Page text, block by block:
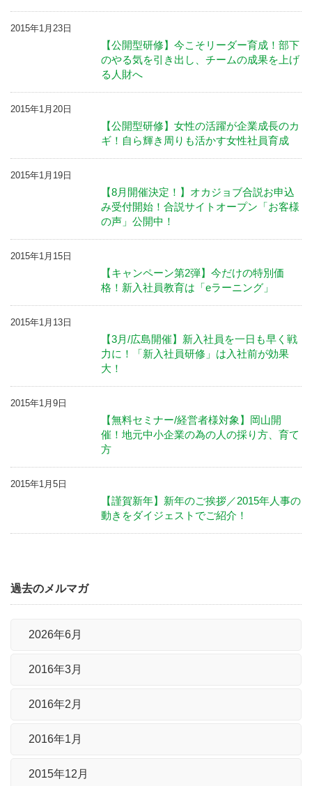
2015年1月23日
【公開型研修】今こそリーダー育成！部下
のやる気を引き出し、チームの成果を上げ
る人財へ
2015年1月20日
【公開型研修】女性の活躍が企業成長のカ
ギ！自ら輝き周りも活かす女性社員育成
2015年1月19日
【8月開催決定！】オカジョブ合説お申込
み受付開始！合説サイトオープン「お客様
の声」公開中！
2015年1月15日
【キャンペーン第2弾】今だけの特別価
格！新入社員教育は「eラーニング」
2015年1月13日
【3月/広島開催】新入社員を一日も早く戦
力に！「新入社員研修」は入社前が効果
大！
2015年1月9日
【無料セミナー/経営者様対象】岡山開
催！地元中小企業の為の人の採り方、育て
方
2015年1月5日
【謹賀新年】新年のご挨拶／2015年人事の
動きをダイジェストでご紹介！
過去のメルマガ
2026年6月
2016年3月
2016年2月
2016年1月
2015年12月